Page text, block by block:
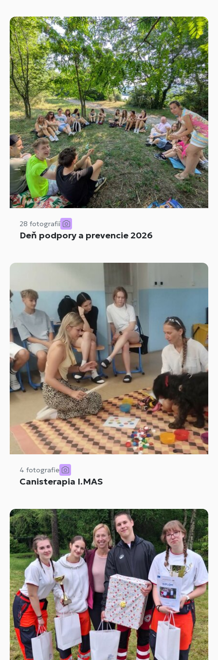
28 fotografií
Deň podpory a prevencie 2026
4 fotografie
Canisterapia I.MAS